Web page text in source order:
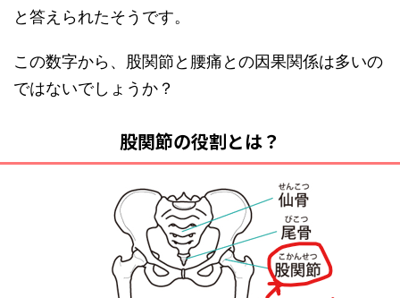
と答えられたそうです。
この数字から、股関節と腰痛との因果関係は多いの
ではないでしょうか？
股関節の役割とは？